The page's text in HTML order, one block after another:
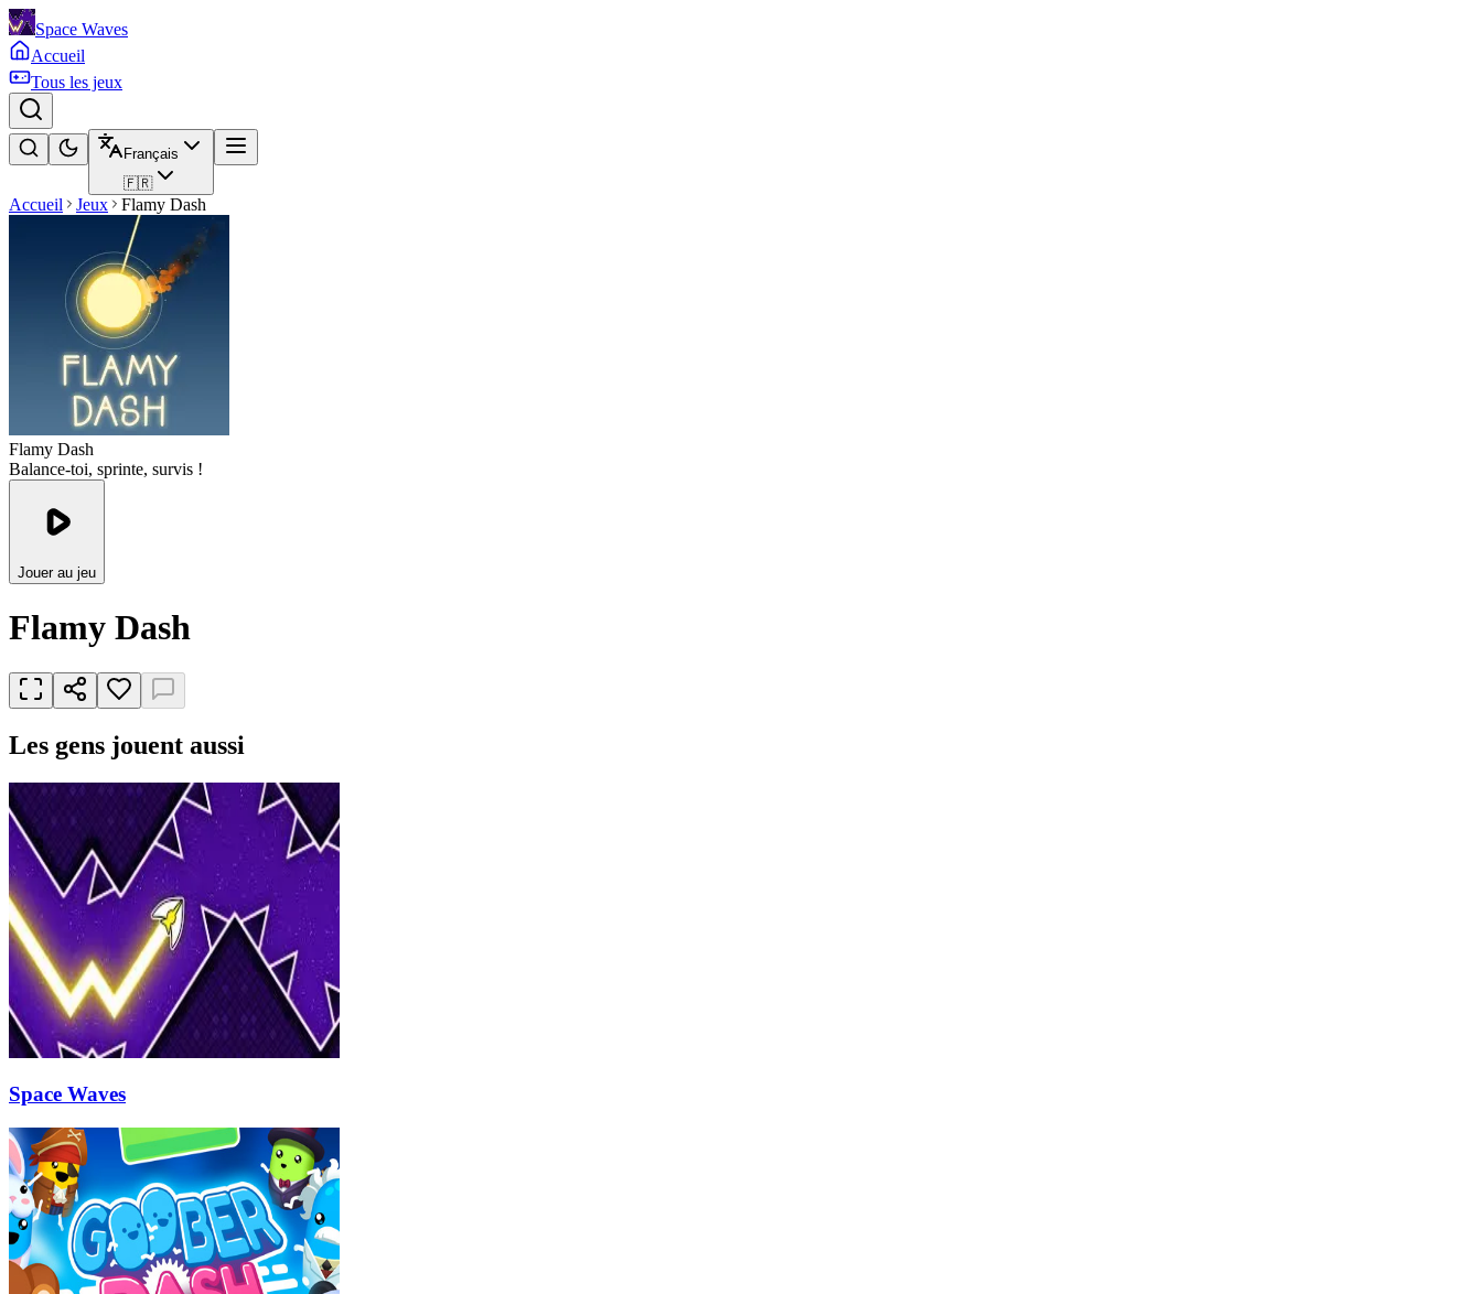
Space Waves
Accueil
Tous les jeux
Français
🇫🇷
Accueil Jeux Flamy Dash
Flamy Dash
Balance-toi, sprinte, survis !
Jouer au jeu
Flamy Dash
Les gens jouent aussi
Space Waves